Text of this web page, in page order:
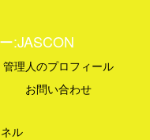
管理人のプロフィール
お問い合わせ
ル